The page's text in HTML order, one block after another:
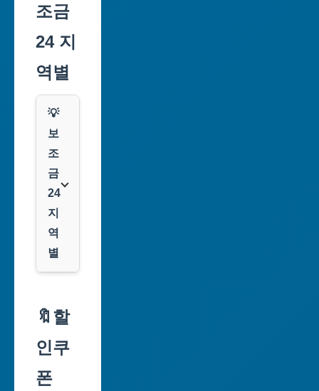
조금
24 지
역별
💡
보
조
금
24
지
역
별
울
특
별
🔖할
인쿠
폰